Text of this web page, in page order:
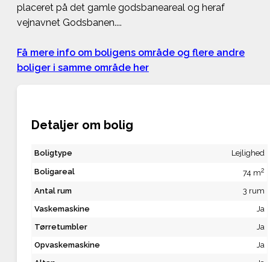
placeret på det gamle godsbaneareal og heraf
vejnavnet Godsbanen....
Få mere info om boligens område og flere andre
boliger i samme område her
Detaljer om bolig
Boligtype Lejlighed
Boligareal 74 m2
Antal rum
3 rum
Vaskemaskine
Ja
Tørretumbler
Ja
Opvaskemaskine
Ja